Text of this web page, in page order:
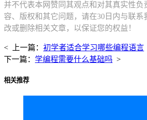
并不代表本网赞同其观点和对其真实性负
容、版权和其它问题，请在30日内与联系
改或删除相关文章，以保证您的权益！
< 上一篇： 初学者适合学习哪些编程语言
下一篇： 学编程需要什么基础吗 >
相关推荐